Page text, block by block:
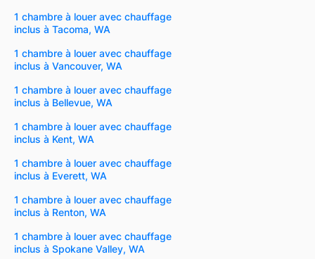
1 chambre à louer avec chauffage
inclus à Tacoma, WA
1 chambre à louer avec chauffage
inclus à Vancouver, WA
1 chambre à louer avec chauffage
inclus à Bellevue, WA
1 chambre à louer avec chauffage
inclus à Kent, WA
1 chambre à louer avec chauffage
inclus à Everett, WA
1 chambre à louer avec chauffage
inclus à Renton, WA
1 chambre à louer avec chauffage
inclus à Spokane Valley, WA